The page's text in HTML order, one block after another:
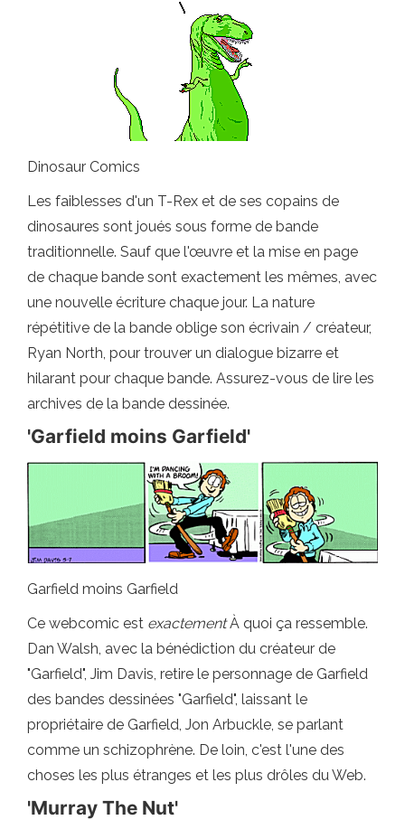
Dinosaur Comics
Les faiblesses d'un T-Rex et de ses copains de
dinosaures sont joués sous forme de bande
traditionnelle. Sauf que l'œuvre et la mise en page
de chaque bande sont exactement les mêmes, avec
une nouvelle écriture chaque jour. La nature
répétitive de la bande oblige son écrivain / créateur,
Ryan North, pour trouver un dialogue bizarre et
hilarant pour chaque bande. Assurez-vous de lire les
archives de la bande dessinée.
'Garfield moins Garfield'
Garfield moins Garfield
Ce webcomic est exactementÀ quoi ça ressemble.
Dan Walsh, avec la bénédiction du créateur de
"Garfield", Jim Davis, retire le personnage de Garfield
des bandes dessinées "Garfield", laissant le
propriétaire de Garfield, Jon Arbuckle, se parlant
comme un schizophrène. De loin, c'est l'une des
choses les plus étranges et les plus drôles du Web.
'Murray The Nut'